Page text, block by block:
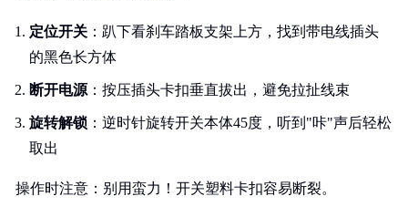
定位开关 ：趴下看刹车踏板支架上方，找到带电线插头
的黑色长方体
断开电源 ：按压插头卡扣垂直拔出，避免拉扯线束
旋转解锁 ：逆时针旋转开关本体45度，听到"咔"声后轻松
取出
操作时注意：别用蛮力！开关塑料卡扣容易断裂。